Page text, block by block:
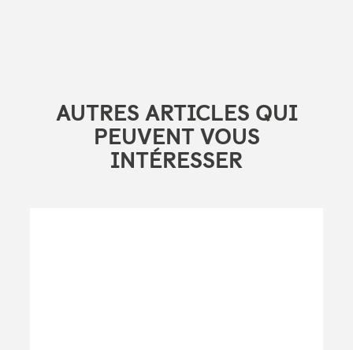
AUTRES ARTICLES QUI
PEUVENT VOUS
INTÉRESSER